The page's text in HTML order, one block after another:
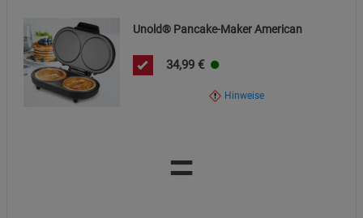
Unold® Pancake-Maker American
34,99 €
Hinweise
=